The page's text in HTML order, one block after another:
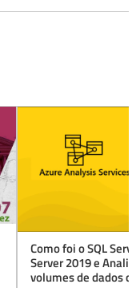
Como foi o SQL
Server 2019 e
volumes de dados